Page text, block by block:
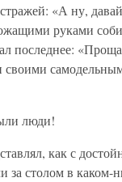
«А ну,
руками
последнее:
своими
люди!
как с
за столом в каком-